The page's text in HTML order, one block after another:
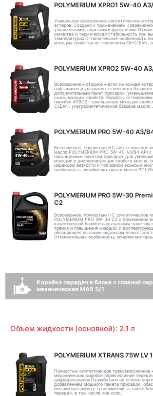
POLYMERIUM XPRO1 5W-40
Уникальное всесезонное синтетическое
эстеров. Создано с применением
улучшенными защитными функциями.
свойства и термическая стабильность при
температурах.Отличительная особенность
моющие свойства по технологии EX-CLEAN,
POLYMERIUM XPRO2 5W-40
Всесезонное моторное масло на основе
нафталинов и ультрасинтетического
дополнительный пакет присадок
смазывающих свойств, борьба с
линейки XPRO2 - улучшенные моющие
CLEAN, ультрасинтетическое базовое масло ..
POLYMERIUM PRO 5W-40 A3/
Всесезонное, полностью HC синтетическое
масло POLYMERIUM PRO 5W-40 A3/B4 API с
насыщенным пакетом присадок для
моющих и диспергирующих свойств масла,
индексом вязкости и топливной
особенность линейки моторных масел
POLYMERIUM PRO 5W-30
С2
Всесезонное, полностью HC синтетическое
POLYMERIUM PRO 5W-30 C2 с пониженной
качественной базой и насыщенным пакетом
трения и повышения моющих и
обладающее высоким индексом вязкости и
Отличительная особенность линейки
Коробка передач в блоке с главной
механическая MA5 5/1
Объем жидкости (основной): 2.1 л
POLYMERIUM XTRANS 75W LV
Полностью синтетическое трансмиссионное
механических коробок переключения
дифференциалов.Разработано на основе
добавлением мощного пакета присадок,
бесшумную работу трансмиссии, а также
передач, в том числе «на холо..